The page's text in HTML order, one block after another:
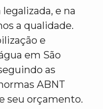
e na
a qualidade.
e
em São
as
ABNT
seu orçamento.